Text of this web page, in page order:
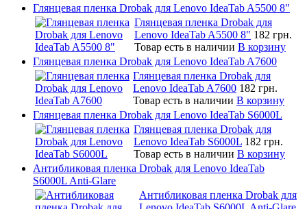
Глянцевая пленка Drobak для Lenovo IdeaTab A5500 8"
Глянцевая пленка Drobak для
Lenovo IdeaTab A5500 8" 182 грн.
Товар есть в наличии В корзину
Глянцевая пленка Drobak для Lenovo IdeaTab A7600
Глянцевая пленка Drobak для
Lenovo IdeaTab A7600 182 грн.
Товар есть в наличии В корзину
Глянцевая пленка Drobak для Lenovo IdeaTab S6000L
Глянцевая пленка Drobak для
Lenovo IdeaTab S6000L 182 грн.
Товар есть в наличии В корзину
Антибликовая пленка Drobak для Lenovo IdeaTab
S6000L Anti-Glare
Антибликовая пленка Drobak для